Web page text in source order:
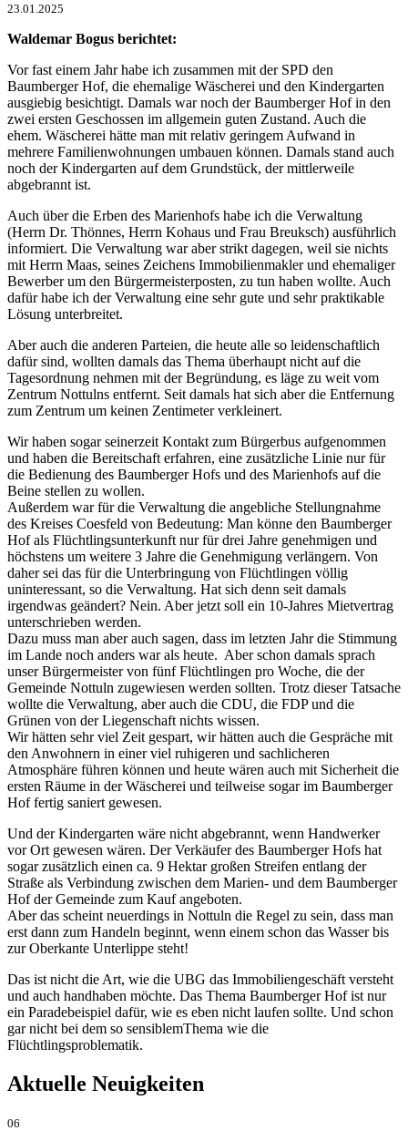
23.01.2025
Waldemar Bogus berichtet:
Vor fast einem Jahr habe ich zusammen mit der SPD den
Baumberger Hof, die ehemalige Wäscherei und den Kindergarten
ausgiebig besichtigt. Damals war noch der Baumberger Hof in den
zwei ersten Geschossen im allgemein guten Zustand. Auch die
ehem. Wäscherei hätte man mit relativ geringem Aufwand in
mehrere Familienwohnungen umbauen können. Damals stand auch
noch der Kindergarten auf dem Grundstück, der mittlerweile
abgebrannt ist.
Auch über die Erben des Marienhofs habe ich die Verwaltung
(Herrn Dr. Thönnes, Herrn Kohaus und Frau Breuksch) ausführlich
informiert. Die Verwaltung war aber strikt dagegen, weil sie nichts
mit Herrn Maas, seines Zeichens Immobilienmakler und ehemaliger
Bewerber um den Bürgermeisterposten, zu tun haben wollte. Auch
dafür habe ich der Verwaltung eine sehr gute und sehr praktikable
Lösung unterbreitet.
Aber auch die anderen Parteien, die heute alle so leidenschaftlich
dafür sind, wollten damals das Thema überhaupt nicht auf die
Tagesordnung nehmen mit der Begründung, es läge zu weit vom
Zentrum Nottulns entfernt. Seit damals hat sich aber die Entfernung
zum Zentrum um keinen Zentimeter verkleinert.
Wir haben sogar seinerzeit Kontakt zum Bürgerbus aufgenommen
und haben die Bereitschaft erfahren, eine zusätzliche Linie nur für
die Bedienung des Baumberger Hofs und des Marienhofs auf die
Beine stellen zu wollen.
Außerdem war für die Verwaltung die angebliche Stellungnahme
des Kreises Coesfeld von Bedeutung: Man könne den Baumberger
Hof als Flüchtlingsunterkunft nur für drei Jahre genehmigen und
höchstens um weitere 3 Jahre die Genehmigung verlängern. Von
daher sei das für die Unterbringung von Flüchtlingen völlig
uninteressant, so die Verwaltung. Hat sich denn seit damals
irgendwas geändert? Nein. Aber jetzt soll ein 10-Jahres Mietvertrag
unterschrieben werden.
Dazu muss man aber auch sagen, dass im letzten Jahr die Stimmung
im Lande noch anders war als heute. Aber schon damals sprach
unser Bürgermeister von fünf Flüchtlingen pro Woche, die der
Gemeinde Nottuln zugewiesen werden sollten. Trotz dieser Tatsache
wollte die Verwaltung, aber auch die CDU, die FDP und die
Grünen von der Liegenschaft nichts wissen.
Wir hätten sehr viel Zeit gespart, wir hätten auch die Gespräche mit
den Anwohnern in einer viel ruhigeren und sachlicheren
Atmosphäre führen können und heute wären auch mit Sicherheit die
ersten Räume in der Wäscherei und teilweise sogar im Baumberger
Hof fertig saniert gewesen.
Und der Kindergarten wäre nicht abgebrannt, wenn Handwerker
vor Ort gewesen wären. Der Verkäufer des Baumberger Hofs hat
sogar zusätzlich einen ca. 9 Hektar großen Streifen entlang der
Straße als Verbindung zwischen dem Marien- und dem Baumberger
Hof der Gemeinde zum Kauf angeboten.
Aber das scheint neuerdings in Nottuln die Regel zu sein, dass man
erst dann zum Handeln beginnt, wenn einem schon das Wasser bis
zur Oberkante Unterlippe steht!
Das ist nicht die Art, wie die UBG das Immobiliengeschäft versteht
und auch handhaben möchte. Das Thema Baumberger Hof ist nur
ein Paradebeispiel dafür, wie es eben nicht laufen sollte. Und schon
gar nicht bei dem so sensiblemThema wie die
Flüchtlingsproblematik.
Aktuelle Neuigkeiten
06